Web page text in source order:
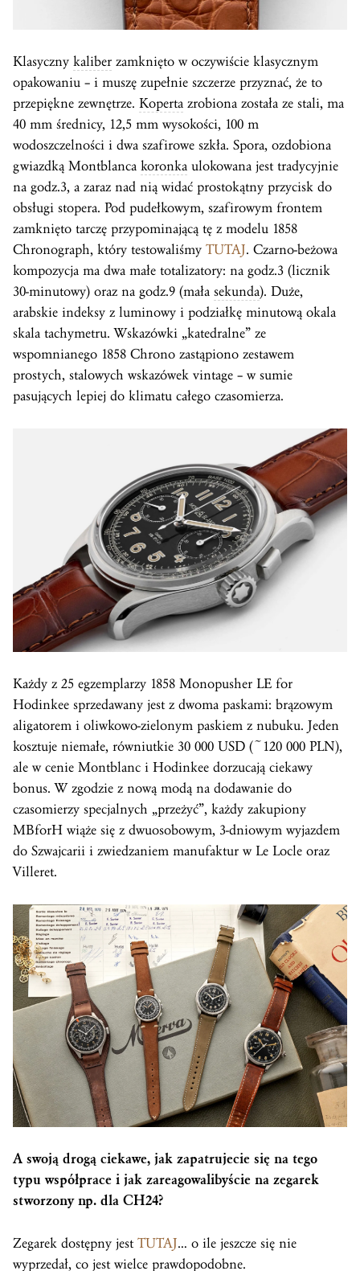
Klasyczny kaliber zamknięto w oczywiście klasycznym
opakowaniu – i muszę zupełnie szczerze przyznać, że to
przepiękne zewnętrze. Koperta zrobiona została ze stali, ma
40 mm średnicy, 12,5 mm wysokości, 100 m
wodoszczelności i dwa szafirowe szkła. Spora, ozdobiona
gwiazdką Montblanca koronka ulokowana jest tradycyjnie
na godz.3, a zaraz nad nią widać prostokątny przycisk do
obsługi stopera. Pod pudełkowym, szafirowym frontem
zamknięto tarczę przypominającą tę z modelu 1858
Chronograph, który testowaliśmy TUTAJ. Czarno-beżowa
kompozycja ma dwa małe totalizatory: na godz.3 (licznik
30-minutowy) oraz na godz.9 (mała sekunda). Duże,
arabskie indeksy z luminowy i podziałkę minutową okala
skala tachymetru. Wskazówki „katedralne” ze
wspomnianego 1858 Chrono zastąpiono zestawem
prostych, stalowych wskazówek vintage – w sumie
pasujących lepiej do klimatu całego czasomierza.
Każdy z 25 egzemplarzy 1858 Monopusher LE for
Hodinkee sprzedawany jest z dwoma paskami: brązowym
aligatorem i oliwkowo-zielonym paskiem z nubuku. Jeden
kosztuje niemałe, równiutkie 30 000 USD (~120 000 PLN),
ale w cenie Montblanc i Hodinkee dorzucają ciekawy
bonus. W zgodzie z nową modą na dodawanie do
czasomierzy specjalnych „przeżyć”, każdy zakupiony
MBforH wiąże się z dwuosobowym, 3-dniowym wyjazdem
do Szwajcarii i zwiedzaniem manufaktur w Le Locle oraz
Villeret.
A swoją drogą ciekawe, jak zapatrujecie się na tego
typu współprace i jak zareagowalibyście na zegarek
stworzony np. dla CH24?
Zegarek dostępny jestTUTAJ… o ile jeszcze się nie
wyprzedał, co jest wielce prawdopodobne.